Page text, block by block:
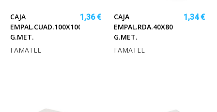
CAJA
EMPAL.CUAD.100X100X45
G.MET.
1,36 €
FAMATEL
CAJA
EMPAL.RDA.40X80
G.MET.
1,34 €
FAMATEL